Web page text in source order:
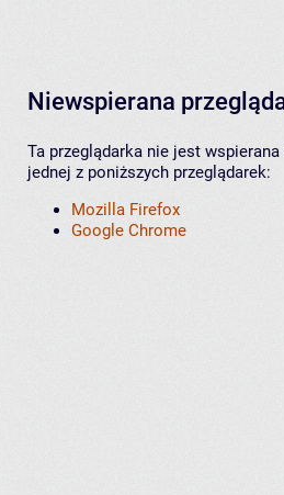
Niewspierana
Ta przeglądarka nie jest
jednej z poniższych przeglądarek:
Mozilla Firefox
Google Chrome